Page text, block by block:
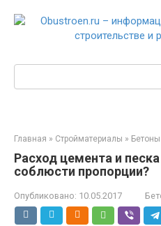
Поиск:
Главная » Стройматериалы »
Расход цемента и
соблюсти пропорции?
Опубликовано: 10.05.2017